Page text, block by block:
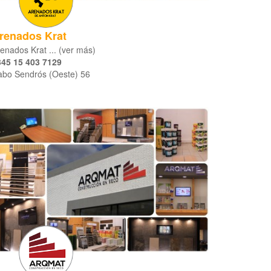
Krat
Krat ... (ver más)
15 403 7129
Sendrós (Oeste) 56